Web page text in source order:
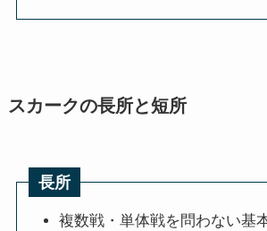
スカークの長所と短所
長所
複数戦・単体戦を問わない基